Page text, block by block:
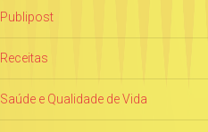
Publipost
Receitas
Saúde e Qualidade de Vida